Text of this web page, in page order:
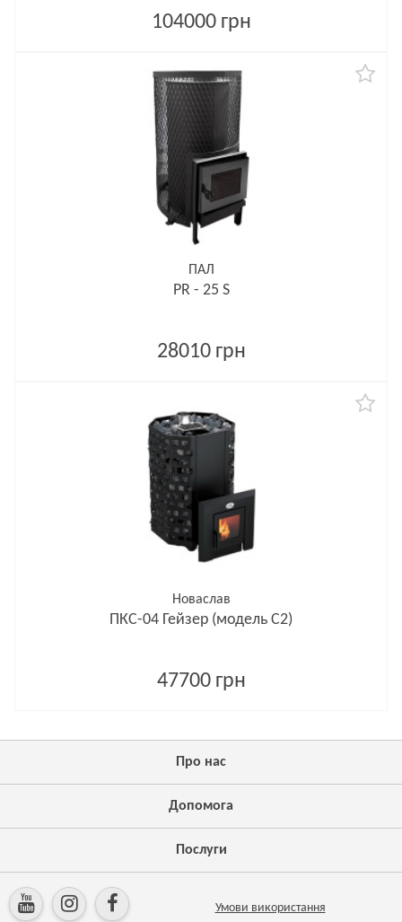
104000 грн
ПАЛ
PR - 25 S
28010 грн
Новаслав
ПКС-04 Гейзер (модель С2)
47700 грн
Про нас
Допомога
Послуги
Умови використання